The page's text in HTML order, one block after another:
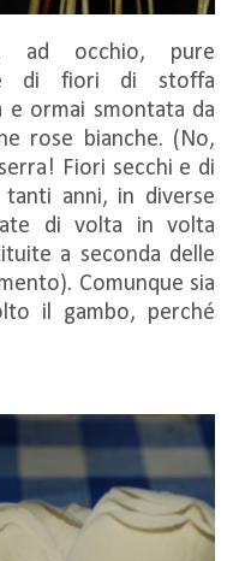
ad occhio, pure
di fiori di stoffa
e ormai smontata da
rose bianche. (No,
Fiori secchi e di
anni, in diverse
di volta in volta
a seconda delle
Comunque sia
il gambo, perché